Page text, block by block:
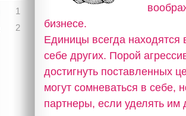
бизнесе.
Единицы всегда
себе других. Порой
достигнуть поставленных
могут сомневаться в себе,
партнеры, если уделять
1
2